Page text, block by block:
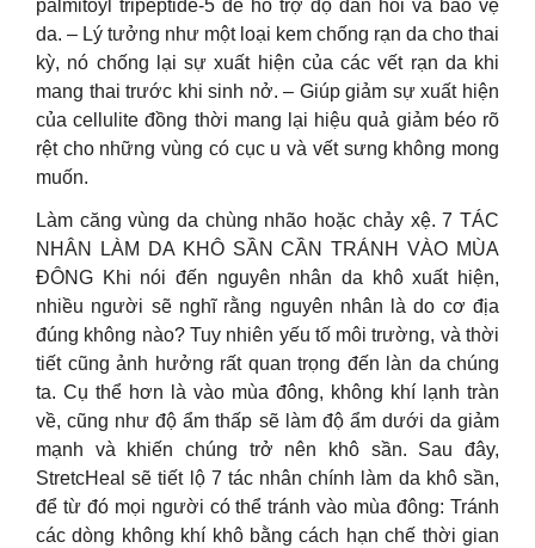
palmitoyl tripeptide-5 để hỗ trợ độ đàn hồi và bảo vệ
da. – Lý tưởng như một loại kem chống rạn da cho thai
kỳ, nó chống lại sự xuất hiện của các vết rạn da khi
mang thai trước khi sinh nở. – Giúp giảm sự xuất hiện
của cellulite đồng thời mang lại hiệu quả giảm béo rõ
rệt cho những vùng có cục u và vết sưng không mong
muốn.
Làm căng vùng da chùng nhão hoặc chảy xệ. 7 TÁC
NHÂN LÀM DA KHÔ SẦN CẦN TRÁNH VÀO MÙA
ĐÔNG Khi nói đến nguyên nhân da khô xuất hiện,
nhiều người sẽ nghĩ rằng nguyên nhân là do cơ địa
đúng không nào? Tuy nhiên yếu tố môi trường, và thời
tiết cũng ảnh hưởng rất quan trọng đến làn da chúng
ta. Cụ thể hơn là vào mùa đông, không khí lạnh tràn
về, cũng như độ ẩm thấp sẽ làm độ ẩm dưới da giảm
mạnh và khiến chúng trở nên khô sần. Sau đây,
StretcHeal sẽ tiết lộ 7 tác nhân chính làm da khô sần,
để từ đó mọi người có thể tránh vào mùa đông: Tránh
các dòng không khí khô bằng cách hạn chế thời gian